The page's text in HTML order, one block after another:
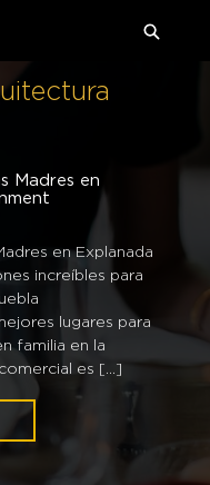
en una
del día del
Cuernavaca.
comercial es
celebrar toda
[…]
Madres en
en Explanada
increíbles para
lugares para
familia en la
es […]
donde
el 10 de mayo
Ha llegado
por todos los
porque
que a una
que ver, pero
hacer magia.
desde
el de transformar